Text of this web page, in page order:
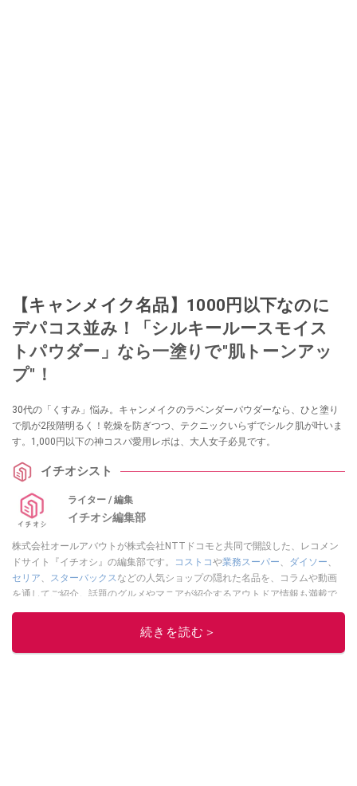
【キャンメイク名品】1000円以下なのに
デパコス並み！「シルキールースモイス
トパウダー」なら一塗りで"肌トーンアッ
プ"！
30代の「くすみ」悩み。キャンメイクのラベンダーパウダーなら、ひと塗り
で肌が2段階明るく！乾燥を防ぎつつ、テクニックいらずでシルク肌が叶いま
す。1,000円以下の神コスパ愛用レポは、大人女子必見です。
イチオシスト
ライター / 編集
イチオシ編集部
株式会社オールアバウトが株式会社NTTドコモと共同で開設した、レコメン
ドサイト『イチオシ』の編集部です。
コストコや業務スーパー ダイソー
セリア
スターバックス などの人気ショップの隠れた名品を、コラムや動画
を通してご紹介。話題のグルメやマニアが紹介するアウトドア情報も満載で
レビューしています。毎日トレンド情報をお届けしているので、ぜひ
してください！
続きを読む＞